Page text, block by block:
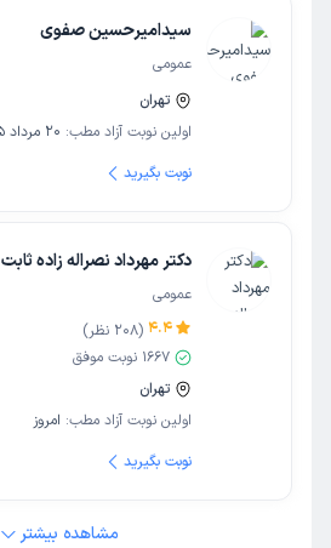
سیدامیرحسین صفوی
عمومی
تهران
اولین نوبت آزاد مطب: 20 مرداد 1405
نوبت بگیرید
دکتر مهرداد نصراله زاده ثابت
عمومی
4.4
(
208 نظر)
1667 نوبت موفق
تهران
اولین نوبت آزاد مطب: امروز
نوبت بگیرید
مشاهده بیشتر